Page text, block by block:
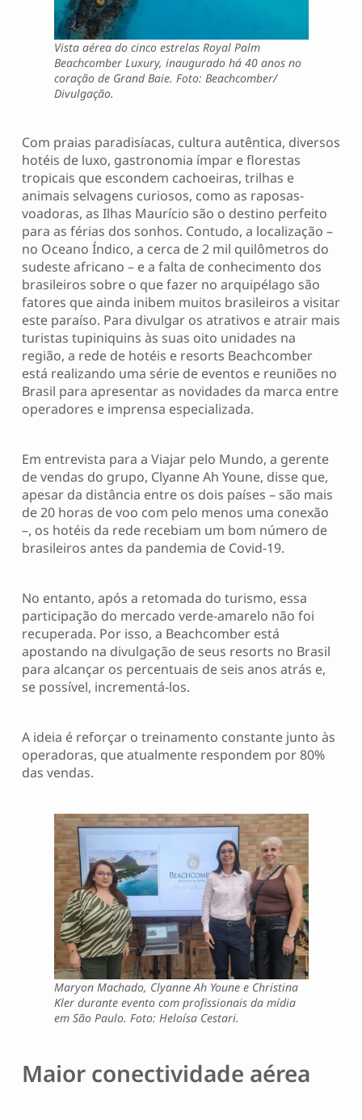
Vista aérea do cinco estrelas Royal Palm
Beachcomber Luxury, inaugurado há 40 anos no
coração de Grand Baie. Foto: Beachcomber/
Divulgação.
Com praias paradisíacas, cultura autêntica, diversos
hotéis de luxo, gastronomia ímpar e florestas
tropicais que escondem cachoeiras, trilhas e
animais selvagens curiosos, como as raposas-
voadoras, as Ilhas Maurício são o destino perfeito
para as férias dos sonhos. Contudo, a localização –
no Oceano Índico, a cerca de 2 mil quilômetros do
sudeste africano – e a falta de conhecimento dos
brasileiros sobre o que fazer no arquipélago são
fatores que ainda inibem muitos brasileiros a visitar
este paraíso. Para divulgar os atrativos e atrair mais
turistas tupiniquins às suas oito unidades na
região, a rede de hotéis e resorts Beachcomber
está realizando uma série de eventos e reuniões no
Brasil para apresentar as novidades da marca entre
operadores e imprensa especializada.
Em entrevista para a Viajar pelo Mundo, a gerente
de vendas do grupo, Clyanne Ah Youne, disse que,
apesar da distância entre os dois países – são mais
de 20 horas de voo com pelo menos uma conexão
–, os hotéis da rede recebiam um bom número de
brasileiros antes da pandemia de Covid-19.
No entanto, após a retomada do turismo, essa
participação do mercado verde-amarelo não foi
recuperada. Por isso, a Beachcomber está
apostando na divulgação de seus resorts no Brasil
para alcançar os percentuais de seis anos atrás e,
se possível, incrementá-los.
A ideia é reforçar o treinamento constante junto às
operadoras, que atualmente respondem por 80%
das vendas.
Maryon Machado, Clyanne Ah Youne e Christina
Kler durante evento com profissionais da mídia
em São Paulo. Foto: Heloísa Cestari.
Maior conectividade aérea